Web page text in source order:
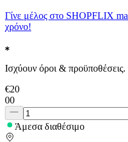
Γίνε μέλος στο SHOPFLIX
χρόνο!
Ισχύουν όροι & προϋποθέσεις.
€20
00
Άμεσα διαθέσιμο